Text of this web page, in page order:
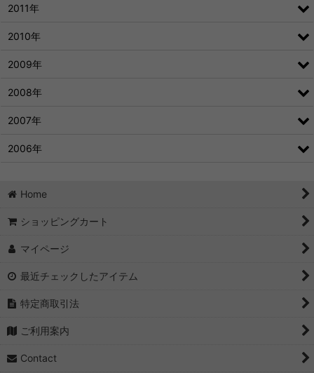
2011年
2010年
2009年
2008年
2007年
2006年
Home
ショッピングカート
マイページ
最近チェックしたアイテム
特定商取引法
ご利用案内
Contact